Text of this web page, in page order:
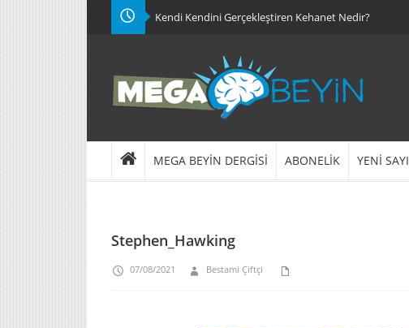
Kendi Kendini Gerçekleştiren Kehanet Nedir?
MEGA BEYİN DERGİSİ ABONELİK YENİ SAYI
Stephen_Hawking
07/08/2021 Bestami Çiftçi